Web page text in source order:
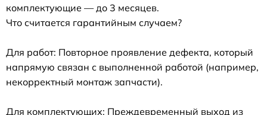
комплектующие — до 3 месяцев.
Что считается гарантийным случаем?
Для работ: Повторное проявление дефекта, который
напрямую связан с выполненной работой (например,
некорректный монтаж запчасти).
Для комплектующих: Преждевременный выход из